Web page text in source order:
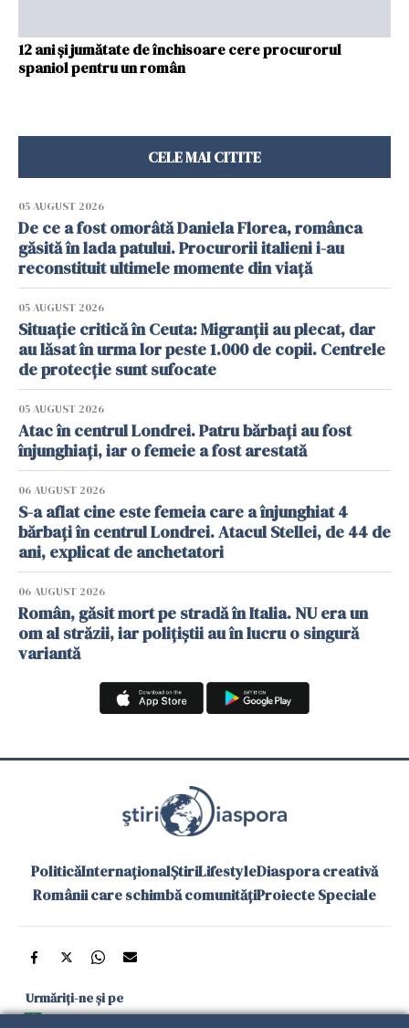
12 ani și jumătate de închisoare cere procurorul
spaniol pentru un român
CELE MAI CITITE
05 AUGUST 2026
De ce a fost omorâtă Daniela Florea, românca
găsită în lada patului. Procurorii italieni i-au
reconstituit ultimele momente din viață
05 AUGUST 2026
Situație critică în Ceuta: Migranții au plecat, dar
au lăsat în urma lor peste 1.000 de copii. Centrele
de protecție sunt sufocate
05 AUGUST 2026
Atac în centrul Londrei. Patru bărbați au fost
înjunghiați, iar o femeie a fost arestată
06 AUGUST 2026
S-a aflat cine este femeia care a înjunghiat 4
bărbați în centrul Londrei. Atacul Stellei, de 44 de
ani, explicat de anchetatori
06 AUGUST 2026
Român, găsit mort pe stradă în Italia. NU era un
om al străzii, iar polițiștii au în lucru o singură
variantă
PoliticăInternaționalȘtiriLifestyleDiaspora creativă
Românii care schimbă comunitățiProiecte Speciale
Urmăriți-ne și pe